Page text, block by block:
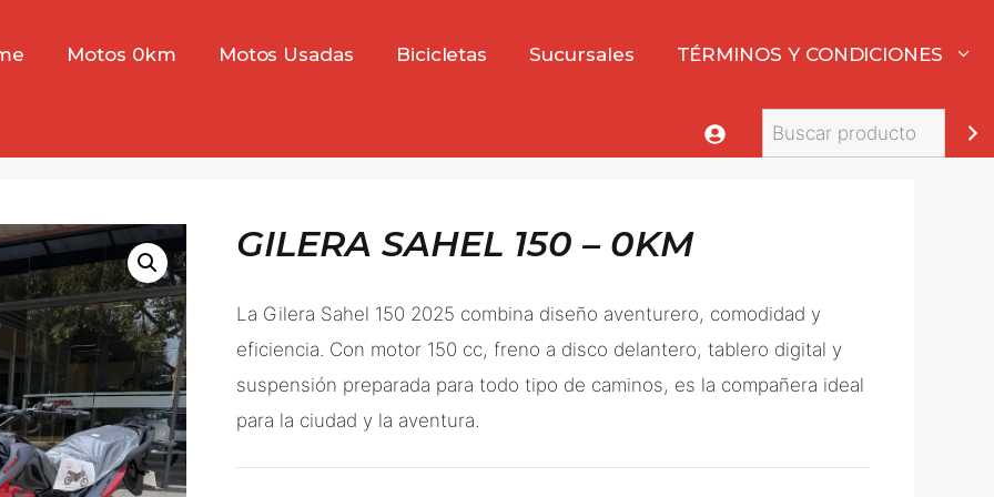
Motos 0km Motos Usadas Bicicletas Sucursales TÉRMINOS Y CONDICIONES
Buscar
GILERA SAHEL 150 – 0KM
La Gilera Sahel 150 2025 combina diseño aventurero, comodidad y
eficiencia. Con motor 150 cc, freno a disco delantero, tablero digital y
suspensión preparada para todo tipo de caminos, es la compañera ideal
para la ciudad y la aventura.